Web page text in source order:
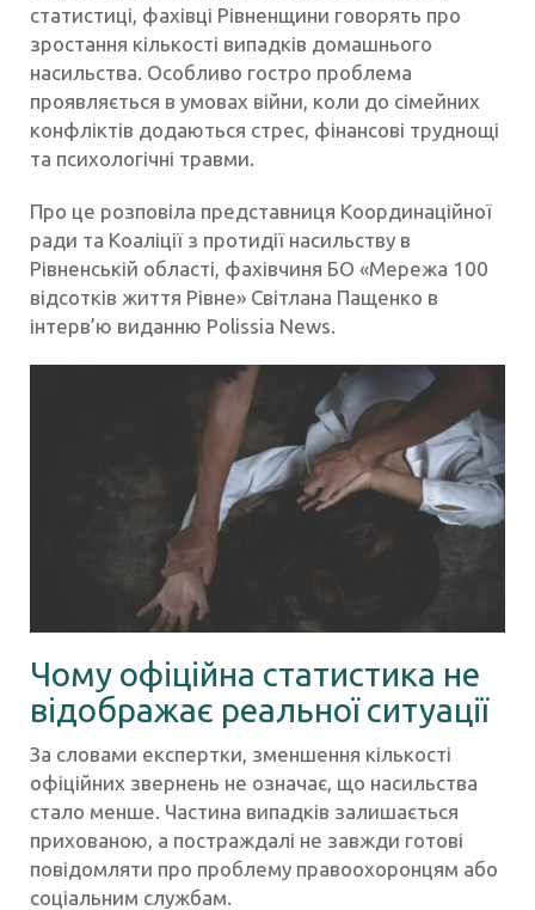
статистиці, фахівці Рівненщини говорять про
зростання кількості випадків домашнього
насильства. Особливо гостро проблема
проявляється в умовах війни, коли до сімейних
конфліктів додаються стрес, фінансові труднощі
та психологічні травми.
Про це розповіла представниця Координаційної
ради та Коаліції з протидії насильству в
Рівненській області, фахівчиня БО «Мережа 100
відсотків життя Рівне» Світлана Пащенко в
інтерв’ю виданню Polissia News.
Чому офіційна статистика не
відображає реальної ситуації
За словами експертки, зменшення кількості
офіційних звернень не означає, що насильства
стало менше. Частина випадків залишається
прихованою, а постраждалі не завжди готові
повідомляти про проблему правоохоронцям або
соціальним службам.